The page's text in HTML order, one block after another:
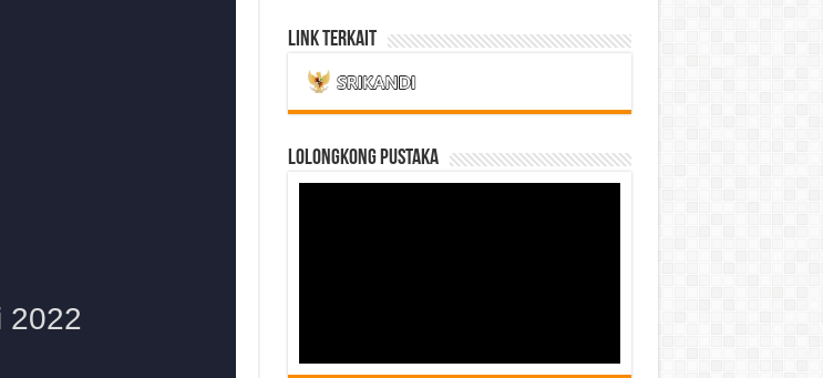
Link Terkait
LOLONGKONG PUSTAKA